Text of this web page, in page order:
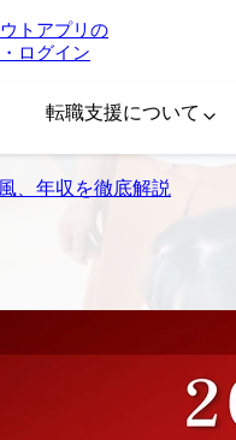
トアプリの
ログイン
転職支援について
、年収を徹底解説